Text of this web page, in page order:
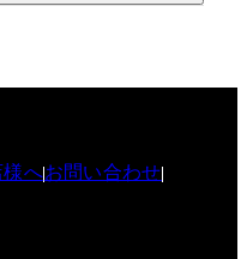
へお問い合わせ